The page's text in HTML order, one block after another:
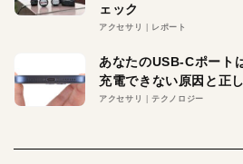
ェック
アクセサリ レポート
あなたのUSB-Cポート
充電できない原因と正
アクセサリ テクノロジー